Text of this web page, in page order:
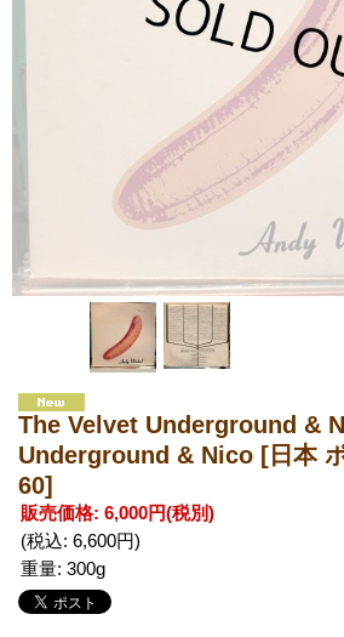
The Velvet Underground &
Underground & Nico [日本
60]
販売価格: 6,000円(税別)
(税込: 6,600円)
重量: 300g